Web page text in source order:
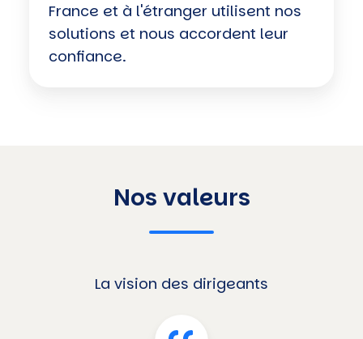
France et à l'étranger utilisent nos
solutions et nous accordent leur
confiance.
Nos valeurs
La vision des dirigeants